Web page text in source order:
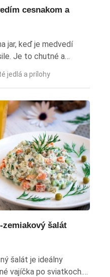
cesnakom a
jar, keď je medvedí
Je to chutné a
podávať ako hlavné
krupoto, medvedi
pecorino, zihlava
citrónova stava, zdrava
olej
jedlá a prílohy
šalát
šalát je ideálny
vajíčka po sviatkoch.